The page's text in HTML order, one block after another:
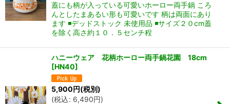
蓋にも柄が入っている可愛いホーロー両手鍋 ころ
んとしたまあるい形も可愛いです 柄は両面にあり
ます ◾️デッドストック 未使用品 ◾️サイズ２０cm蓋
を除く高さ約１０．５センチ程
ハニーウェア 花柄ホーロー両手鍋花園 18cm
[HN40]
5,900円(税別)
(税込: 6,490円)